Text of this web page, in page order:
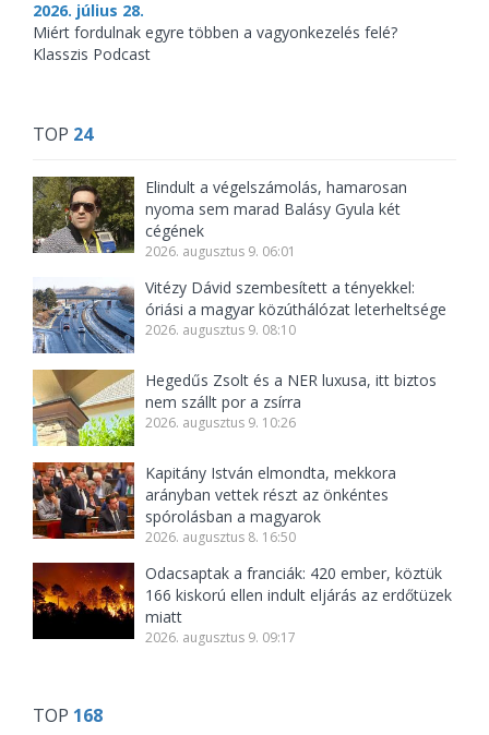
2026. július 28.
Miért fordulnak egyre többen a vagyonkezelés felé?
Klasszis Podcast
TOP 24
Elindult a végelszámolás, hamarosan
nyoma sem marad Balásy Gyula két
cégének
2026. augusztus 9. 06:01
Vitézy Dávid szembesített a tényekkel:
óriási a magyar közúthálózat leterheltsége
2026. augusztus 9. 08:10
Hegedűs Zsolt és a NER luxusa, itt biztos
nem szállt por a zsírra
2026. augusztus 9. 10:26
Kapitány István elmondta, mekkora
arányban vettek részt az önkéntes
spórolásban a magyarok
2026. augusztus 8. 16:50
Odacsaptak a franciák: 420 ember, köztük
166 kiskorú ellen indult eljárás az erdőtüzek
miatt
2026. augusztus 9. 09:17
TOP 168